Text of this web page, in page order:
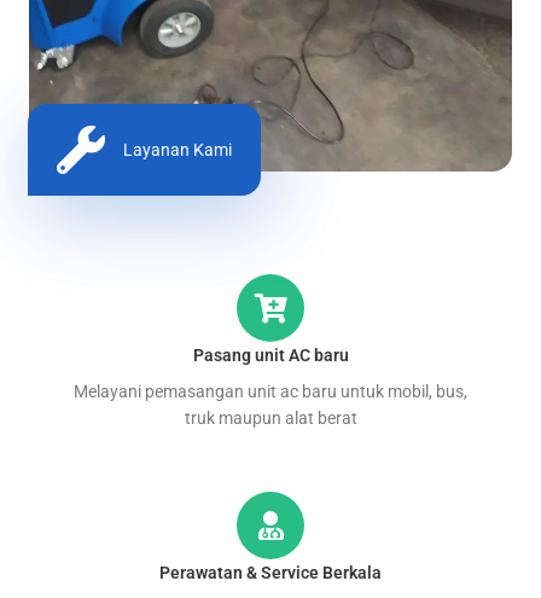
Layanan Kami
Pasang unit AC baru
Melayani pemasangan unit ac baru untuk mobil, bus,
truk maupun alat berat
Perawatan & Service Berkala